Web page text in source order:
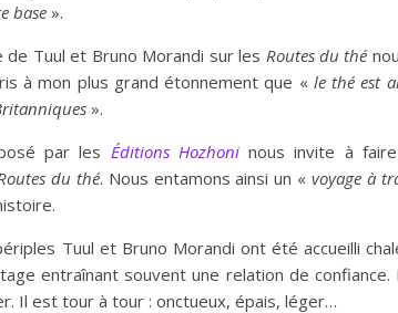
base ».
de Tuul et Bruno Morandi sur les Routesdu thé
à mon plus grand étonnement que « le thé est
».
par les Éditions Hozhoni nous invite à
du thé. Nous entamons ainsi un « voyage à
Tuul et Bruno Morandi ont été accueilli
entraînant souvent une relation de
Il est tour à tour : onctueux, épais, léger…